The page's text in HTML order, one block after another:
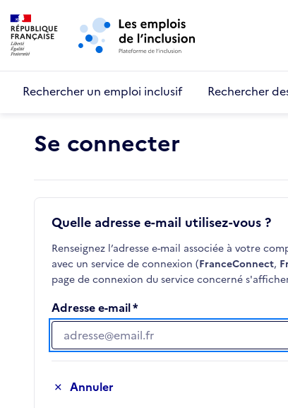
Aller au menu principal
Rechercher un emploi inclusif Rechercher
Se connecter
Quelle adresse e-mail utilisez-vous ?
Renseignez l’adresse e-mail associée à votre
avec un service de connexion (FranceConnect,
page de connexion du service concerné
Adresse e-mail
Adresse e-mail
Annuler